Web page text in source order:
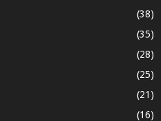
(38)
(35)
(28)
(25)
(21)
(16)